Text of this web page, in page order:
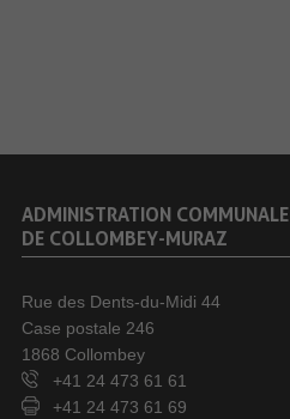
ADMINISTRATION COMMUNALE
DE COLLOMBEY-MURAZ
Rue des Dents-du-Midi 44
Case postale 246
1868 Collombey
+41 24 473 61 61
+41 24 473 61 69